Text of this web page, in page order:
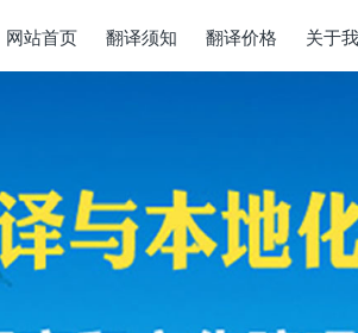
网站首页 翻译须知 翻译价格 关于